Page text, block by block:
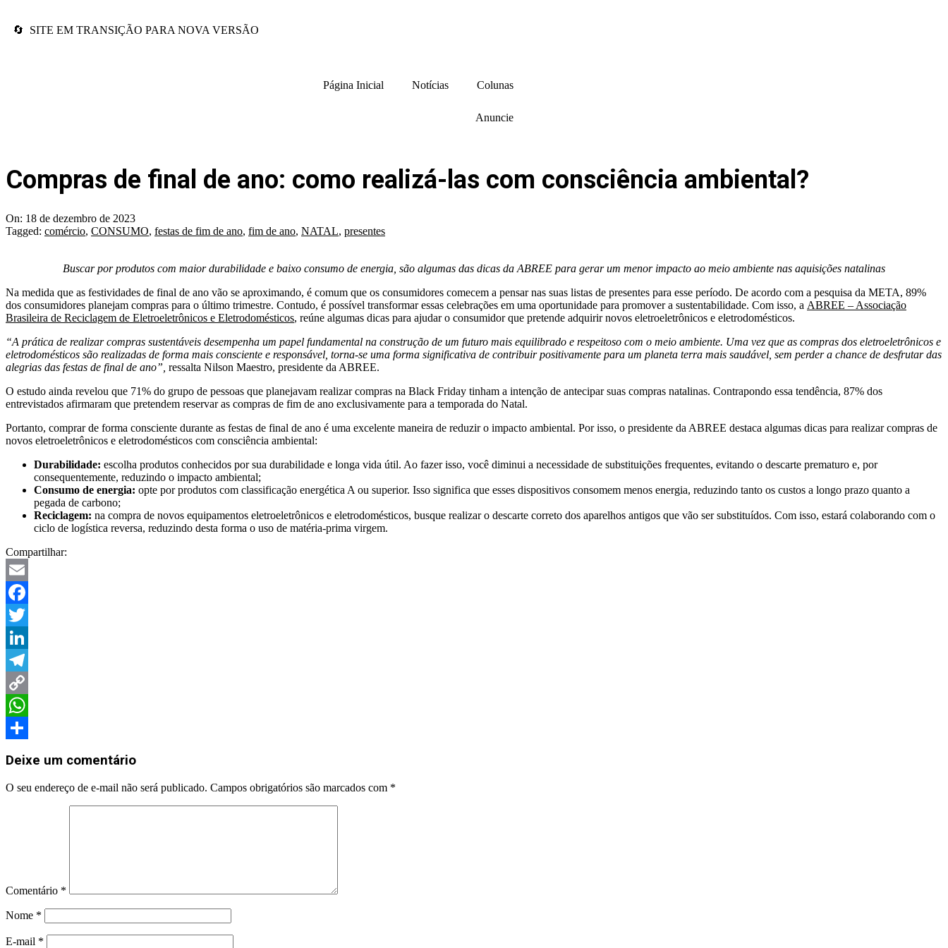
🔄 SITE EM TRANSIÇÃO PARA NOVA VERSÃO
Página Inicial Notícias Colunas
Anuncie
Compras de final de ano: como realizá-las com consciência ambiental?
On: 18 de dezembro de 2023
Tagged: comércio, CONSUMO, festas de fim de ano, fim de ano, NATAL, presentes
Buscar por produtos com maior durabilidade e baixo consumo de energia, são algumas das dicas da ABREE para gerar um menor impacto ao meio ambiente nas aquisições natalinas
Na medida que as festividades de final de ano vão se aproximando, é comum que os consumidores comecem a pensar nas suas listas de presentes para esse período. De acordo com a pesquisa da META, 89%
dos consumidores planejam compras para o último trimestre. Contudo, é possível transformar essas celebrações em uma oportunidade para promover a sustentabilidade. Com isso, a ABREE – Associação
Brasileira de Reciclagem de Eletroeletrônicos e Eletrodomésticos, reúne algumas dicas para ajudar o consumidor que pretende adquirir novos eletroeletrônicos e eletrodomésticos.
“A prática de realizar compras sustentáveis desempenha um papel fundamental na construção de um futuro mais equilibrado e respeitoso com o meio ambiente. Uma vez que as compras dos eletroeletrônicos e
eletrodomésticos são realizadas de forma mais consciente e responsável, torna-se uma forma significativa de contribuir positivamente para um planeta terra mais saudável, sem perder a chance de desfrutar das
alegrias das festas de final de ano”, ressalta Nilson Maestro, presidente da ABREE.
O estudo ainda revelou que 71% do grupo de pessoas que planejavam realizar compras na Black Friday tinham a intenção de antecipar suas compras natalinas. Contrapondo essa tendência, 87% dos
entrevistados afirmaram que pretendem reservar as compras de fim de ano exclusivamente para a temporada do Natal.
Portanto, comprar de forma consciente durante as festas de final de ano é uma excelente maneira de reduzir o impacto ambiental. Por isso, o presidente da ABREE destaca algumas dicas para realizar compras de
novos eletroeletrônicos e eletrodomésticos com consciência ambiental:
Durabilidade: escolha produtos conhecidos por sua durabilidade e longa vida útil. Ao fazer isso, você diminui a necessidade de substituições frequentes, evitando o descarte prematuro e, por
consequentemente, reduzindo o impacto ambiental;
Consumo de energia: opte por produtos com classificação energética A ou superior. Isso significa que esses dispositivos consomem menos energia, reduzindo tanto os custos a longo prazo quanto a
pegada de carbono;
Reciclagem: na compra de novos equipamentos eletroeletrônicos e eletrodomésticos, busque realizar o descarte correto dos aparelhos antigos que vão ser substituídos. Com isso, estará colaborando com o
ciclo de logística reversa, reduzindo desta forma o uso de matéria-prima virgem.
Compartilhar:
Email
Facebook
Twitter
LinkedIn
Telegram
Copy
Link
WhatsApp
Deixe um comentário
O seu endereço de e-mail não será publicado. Campos obrigatórios são marcados com *
Comentário *
Nome *
E-mail *